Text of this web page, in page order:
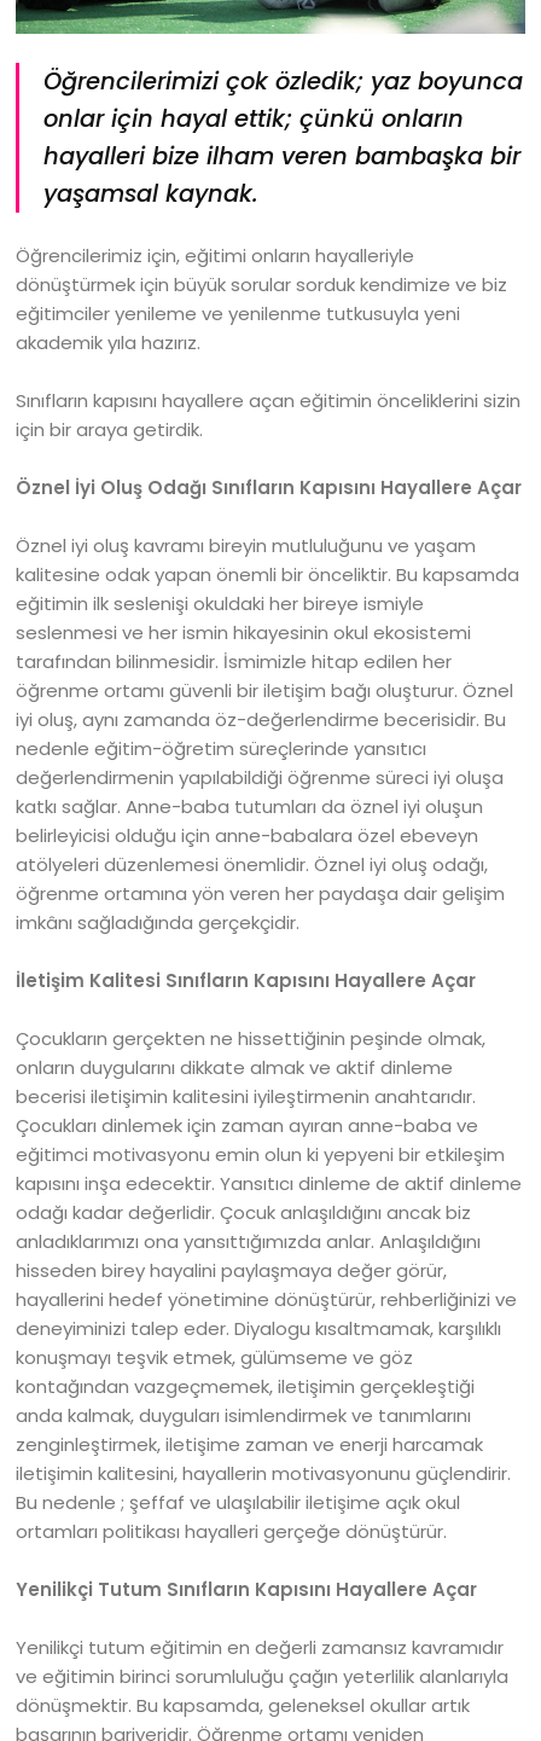
Öğrencilerimizi çok özledik; yaz boyunca
onlar için hayal ettik; çünkü onların
hayalleri bize ilham veren bambaşka bir
yaşamsal kaynak.
Öğrencilerimiz için, eğitimi onların hayalleriyle
dönüştürmek için büyük sorular sorduk kendimize ve biz
eğitimciler yenileme ve yenilenme tutkusuyla yeni
akademik yıla hazırız.
Sınıfların kapısını hayallere açan eğitimin önceliklerini sizin
için bir araya getirdik.
Öznel İyi Oluş Odağı Sınıfların Kapısını Hayallere Açar
Öznel iyi oluş kavramı bireyin mutluluğunu ve yaşam
kalitesine odak yapan önemli bir önceliktir. Bu kapsamda
eğitimin ilk seslenişi okuldaki her bireye ismiyle
seslenmesi ve her ismin hikayesinin okul ekosistemi
tarafından bilinmesidir. İsmimizle hitap edilen her
öğrenme ortamı güvenli bir iletişim bağı oluşturur. Öznel
iyi oluş, aynı zamanda öz-değerlendirme becerisidir. Bu
nedenle eğitim-öğretim süreçlerinde yansıtıcı
değerlendirmenin yapılabildiği öğrenme süreci iyi oluşa
katkı sağlar. Anne-baba tutumları da öznel iyi oluşun
belirleyicisi olduğu için anne-babalara özel ebeveyn
atölyeleri düzenlemesi önemlidir. Öznel iyi oluş odağı,
öğrenme ortamına yön veren her paydaşa dair gelişim
imkânı sağladığında gerçekçidir.
İletişim Kalitesi Sınıfların Kapısını Hayallere Açar
Çocukların gerçekten ne hissettiğinin peşinde olmak,
onların duygularını dikkate almak ve aktif dinleme
becerisi iletişimin kalitesini iyileştirmenin anahtarıdır.
Çocukları dinlemek için zaman ayıran anne-baba ve
eğitimci motivasyonu emin olun ki yepyeni bir etkileşim
kapısını inşa edecektir. Yansıtıcı dinleme de aktif dinleme
odağı kadar değerlidir. Çocuk anlaşıldığını ancak biz
anladıklarımızı ona yansıttığımızda anlar. Anlaşıldığını
hisseden birey hayalini paylaşmaya değer görür,
hayallerini hedef yönetimine dönüştürür, rehberliğinizi ve
deneyiminizi talep eder. Diyalogu kısaltmamak, karşılıklı
konuşmayı teşvik etmek, gülümseme ve göz
kontağından vazgeçmemek, iletişimin gerçekleştiği
anda kalmak, duyguları isimlendirmek ve tanımlarını
zenginleştirmek, iletişime zaman ve enerji harcamak
iletişimin kalitesini, hayallerin motivasyonunu güçlendirir.
Bu nedenle ; şeffaf ve ulaşılabilir iletişime açık okul
ortamları politikası hayalleri gerçeğe dönüştürür.
Yenilikçi Tutum Sınıfların Kapısını Hayallere Açar
Yenilikçi tutum eğitimin en değerli zamansız kavramıdır
ve eğitimin birinci sorumluluğu çağın yeterlilik alanlarıyla
dönüşmektir. Bu kapsamda, geleneksel okullar artık
başarının bariyeridir. Öğrenme ortamı yeniden